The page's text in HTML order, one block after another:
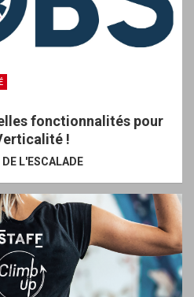
fonctionnalités pour
!
L'ESCALADE